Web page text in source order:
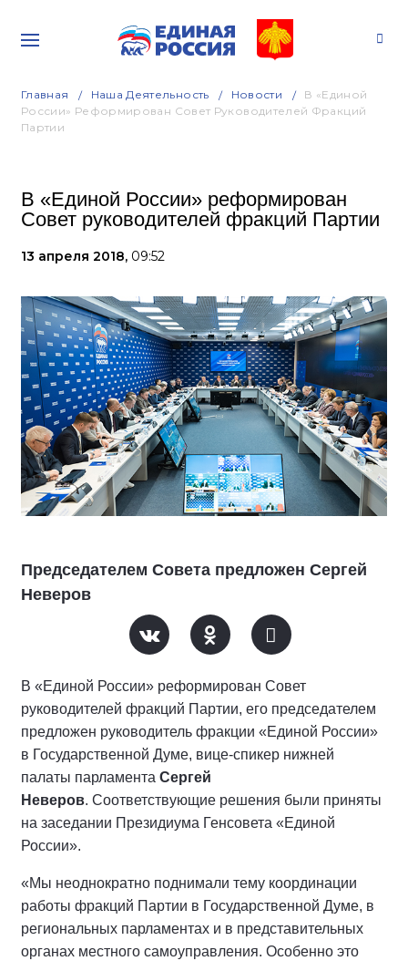
Главная Наша Деятельность Новости
В «Единой
России» Реформирован Совет Руководителей Фракций
Партии
В «Единой России» реформирован
Совет руководителей фракций Партии
13 апреля 2018, 09:52
Председателем Совета предложен Сергей
Неверов
В «Единой России» реформирован Совет
руководителей фракций Партии, его председателем
предложен руководитель фракции «Единой России»
в Государственной Думе, вице-спикер нижней
палаты парламента Сергей
Неверов. Соответствующие решения были приняты
на заседании Президиума Генсовета «Единой
России».
«Мы неоднократно поднимали тему координации
работы фракций Партии в Государственной Думе, в
региональных парламентах и в представительных
органах местного самоуправления. Особенно это